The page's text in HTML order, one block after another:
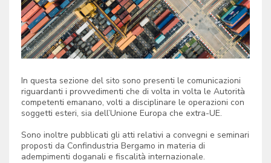
In questa sezione del sito sono presenti le comunicazioni
riguardanti i provvedimenti che di volta in volta le Autorità
competenti emanano, volti a disciplinare le operazioni con
soggetti esteri, sia dell’Unione Europa che extra-UE.
Sono inoltre pubblicati gli atti relativi a convegni e seminari
proposti da Confindustria Bergamo in materia di
adempimenti doganali e fiscalità internazionale.